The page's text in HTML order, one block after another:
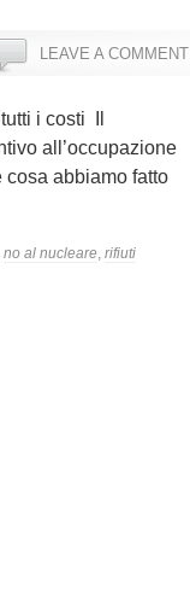
LEAVE A COMMENT
i costi Il
all’occupazione
abbiamo fatto
no al nucleare, rifiuti